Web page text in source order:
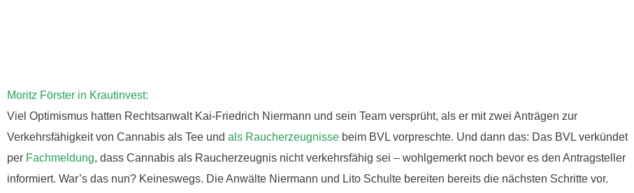
Moritz Förster in Krautinvest:
Viel Optimismus hatten Rechtsanwalt Kai-Friedrich Niermann und sein Team versprüht, als er mit zwei Anträgen zur
Verkehrsfähigkeit von Cannabis als Tee und als Raucherzeugnisse beim BVL vorpreschte. Und dann das: Das BVL verkündet
per Fachmeldung, dass Cannabis als Raucherzeugnis nicht verkehrsfähig sei – wohlgemerkt noch bevor es den Antragsteller
informiert. War’s das nun? Keineswegs. Die Anwälte Niermann und Lito Schulte bereiten bereits die nächsten Schritte vor.